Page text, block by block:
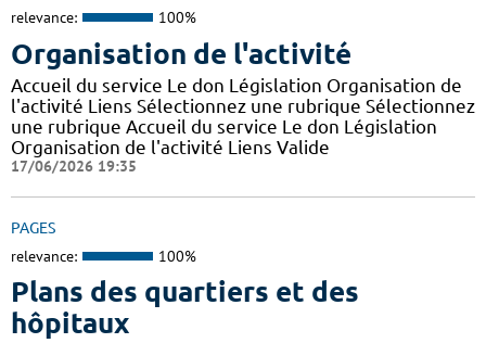
relevance: 100%
Organisation de l'activité
Accueil du service Le don Législation Organisation de
l'activité Liens Sélectionnez une rubrique Sélectionnez
une rubrique Accueil du service Le don Législation
Organisation de l'activité Liens Valide
17/06/2026 19:35
PAGES
relevance: 100%
Plans des quartiers et des
hôpitaux